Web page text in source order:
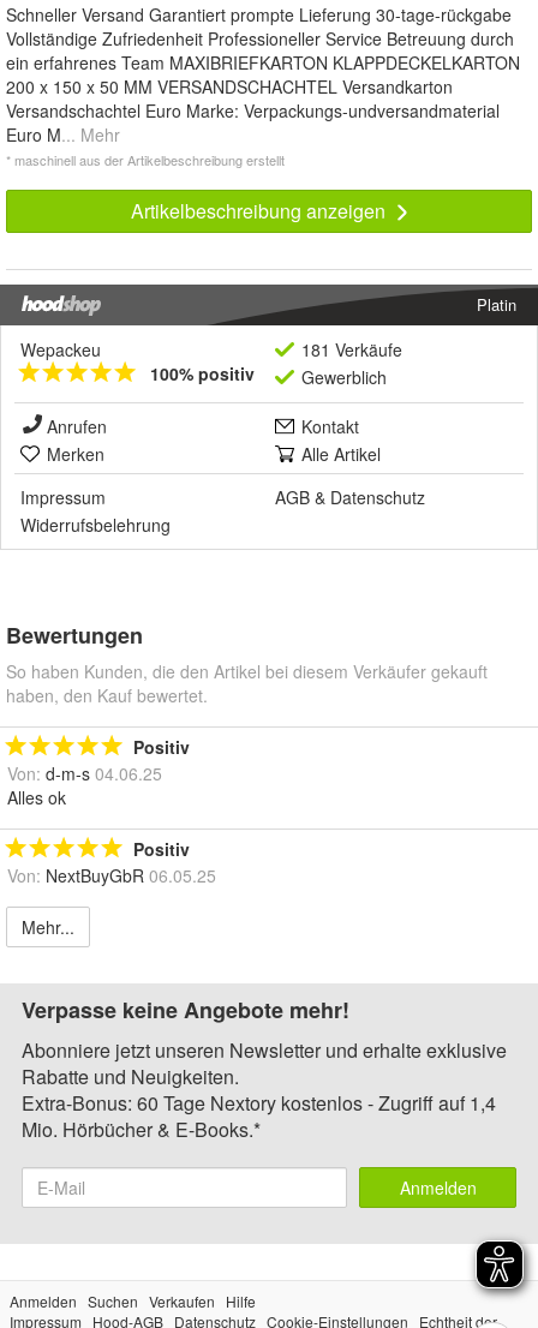
Schneller Versand Garantiert prompte Lieferung 30-tage-rückgabe
Vollständige Zufriedenheit Professioneller Service Betreuung durch
ein erfahrenes Team MAXIBRIEFKARTON KLAPPDECKELKARTON
200 x 150 x 50 MM VERSANDSCHACHTEL Versandkarton
Versandschachtel Euro Marke: Verpackungs-undversandmaterial
Euro M... Mehr
* maschinell aus der Artikelbeschreibung erstellt
Artikelbeschreibung anzeigen
Platin
Wepackeu
100% positiv
181 Verkäufe
Gewerblich
Anrufen
Kontakt
Merken
Alle Artikel
Impressum
AGB & Datenschutz
Widerrufsbelehrung
Bewertungen
So haben Kunden, die den Artikel bei diesem Verkäufer gekauft
haben, den Kauf bewertet.
Positiv
Von: d-m-s 04.06.25
Alles ok
Positiv
Von: NextBuyGbR 06.05.25
Mehr...
Verpasse keine Angebote mehr!
Abonniere jetzt unseren Newsletter und erhalte exklusive
Rabatte und Neuigkeiten.
Extra-Bonus: 60 Tage Nextory kostenlos - Zugriff auf 1,4
Mio. Hörbücher & E-Books.*
Anmelden
Anmelden Suchen Verkaufen
Hilfe
Impressum
Hood-AGB Datenschutz Cookie-Einstellungen Echtheit der